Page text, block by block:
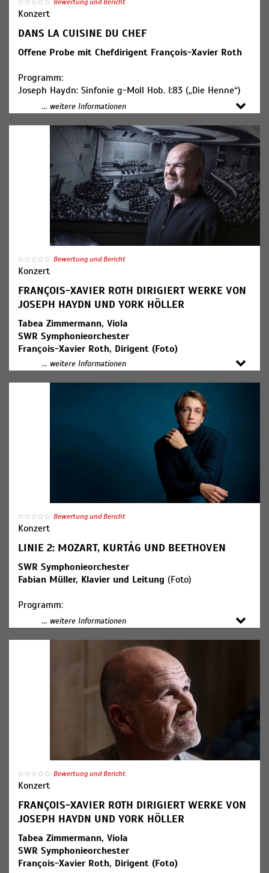
Konzert
DANS LA CUISINE DU CHEF
Offene Probe mit Chefdirigent François-Xavier Roth
Programm:
Joseph Haydn: Sinfonie g-Moll Hob. I:83 („Die Henne“)
Mitwirkende:
SWR Symphonieorchester
François-Xavier Roth, Dirigent (Foto)
... weitere Informationen
Bewertung und Bericht
Konzert
FRANÇOIS-XAVIER ROTH DIRIGIERT WERKE VON
JOSEPH HAYDN UND YORK HÖLLER
Tabea Zimmermann, Viola
SWR Symphonieorchester
François-Xavier Roth, Dirigent (Foto)
Joseph Haydn: Sinfonie C-Dur Hob. I:82 ("Der Bär")
Joseph Haydn: Sinfonie g-Moll Hob. I:83 ("Die Henne")
... weitere Informationen
Bewertung und Bericht
Konzert
LINIE 2: MOZART, KURTÁG UND BEETHOVEN
SWR Symphonieorchester
Fabian Müller, Klavier und Leitung (Foto)
Programm:
Wolfgang Amadeus Mozart: Klavierkonzert d-Moll KV
466, 3. Satz (Allegro assai)
György Kurtág: "Hommage à R. Sch." op. 15d
Ludwig van Beethoven: Klavierkonzert Nr. 3 c-Moll op.
... weitere Informationen
Bewertung und Bericht
Konzert
FRANÇOIS-XAVIER ROTH DIRIGIERT WERKE VON
JOSEPH HAYDN UND YORK HÖLLER
Tabea Zimmermann, Viola
SWR Symphonieorchester
François-Xavier Roth, Dirigent (Foto)